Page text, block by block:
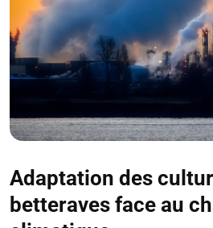
Adaptation des
betteraves face au